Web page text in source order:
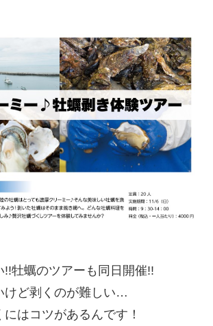
!!牡蠣のツアーも同日開催!!
けど剥くのが難しい…
はコツがあるんです！